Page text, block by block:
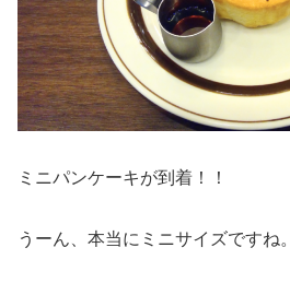
ミニパンケーキが到着！！
うーん、本当にミニサイズですね。